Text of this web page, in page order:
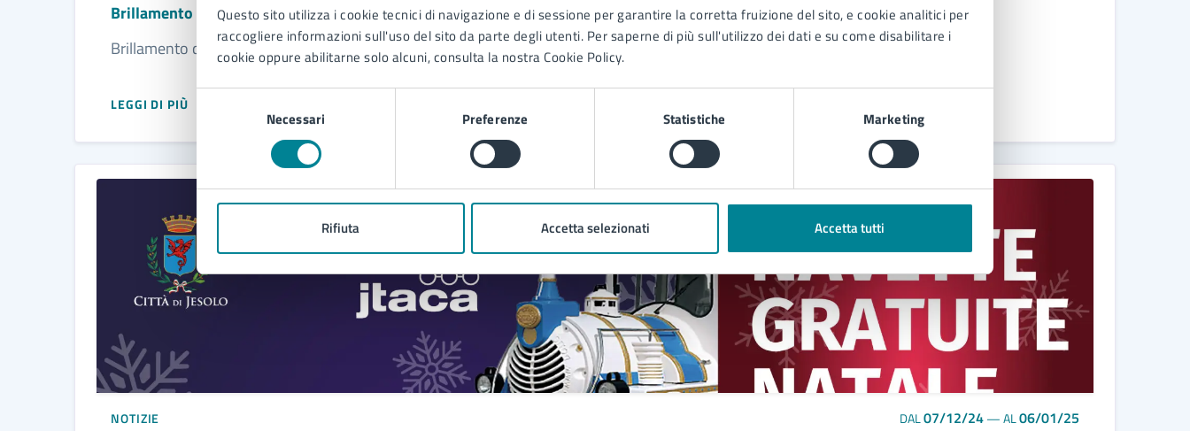
Questo sito utilizza i cookie tecnici di navigazione e di sessione per garantire la corretta fruizione del sito, e cookie analitici per
raccogliere informazioni sull'uso del sito da parte degli utenti. Per saperne di più sull'utilizzo dei dati e su come disabilitare i
cookie oppure abilitarne solo alcuni, consulta la nostra Cookie Policy.
Necessari Preferenze Statistiche Marketing
Rifiuta Accetta selezionati Accetta tutti
Brillamento di ordigni bellici in via Francescata 12 marzo 2025
Brillamento di ordigni bellici
LEGGI DI PIÙ
NOTIZIE DAL07/12/24—AL06/01/25